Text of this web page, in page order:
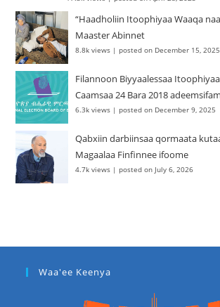
“Haadholiin Itoophiyaa Waaqa
Maaster Abinnet
8.8k views |posted on December 15, 2025
Filannoon Biyyaalessaa
Caamsaa 24 Bara 2018
6.3k views |posted on December 9, 2025
Qabxiin darbiinsaa qormaata
Magaalaa Finfinnee ifoome
4.7k views |posted on July 6, 2026
Waa'ee Keenya